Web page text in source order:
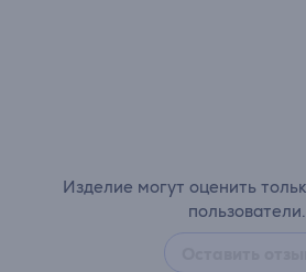
Изделие могут оценить
пользователи.